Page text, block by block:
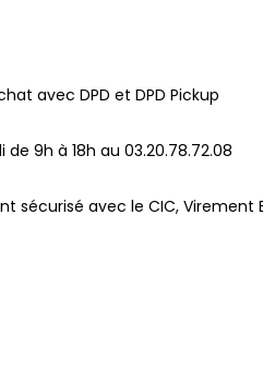
avec DPD et DPD Pickup
9h à 18h au 03.20.78.72.08
sécurisé avec le CIC, Virement